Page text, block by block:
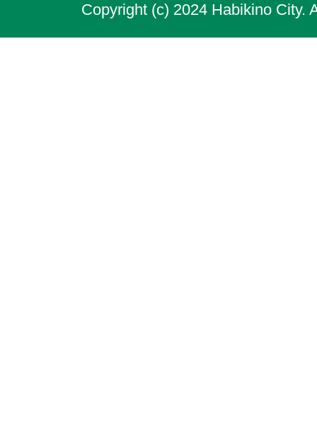
Copyright (c) 2024 Habikino City.